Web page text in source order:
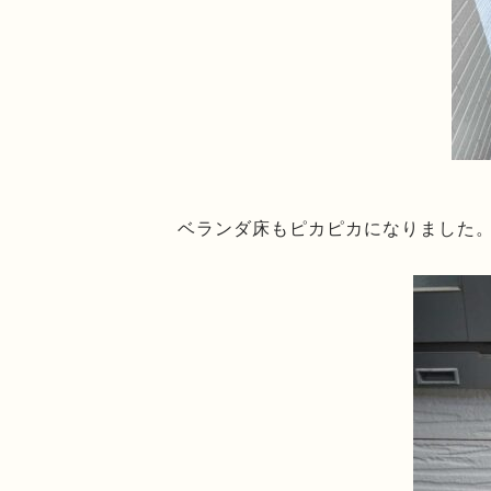
ベランダ床もピカピカになりました